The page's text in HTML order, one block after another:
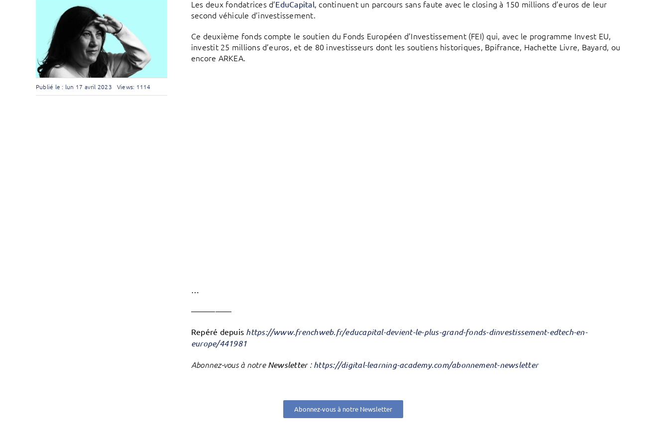
Publié le : lun 17 avril 2023 Views: 1114
Les deux fondatrices d’EduCapital, continuent un parcours sans faute avec le closing à 150 millions d’euros de leur
second véhicule d’investissement.
Ce deuxième fonds compte le soutien du Fonds Européen d’Investissement (FEI) qui, avec le programme Invest EU,
investit 25 millions d’euros, et de 80 investisseurs dont les soutiens historiques, Bpifrance, Hachette Livre, Bayard, ou
encore ARKEA.
…
—————
Repéré depuis https://www.frenchweb.fr/educapital-devient-le-plus-grand-fonds-dinvestissement-edtech-en-
europe/441981
Abonnez-vous à notre Newsletter: https://digital-learning-academy.com/abonnement-newsletter
Abonnez-vous à notre Newsletter